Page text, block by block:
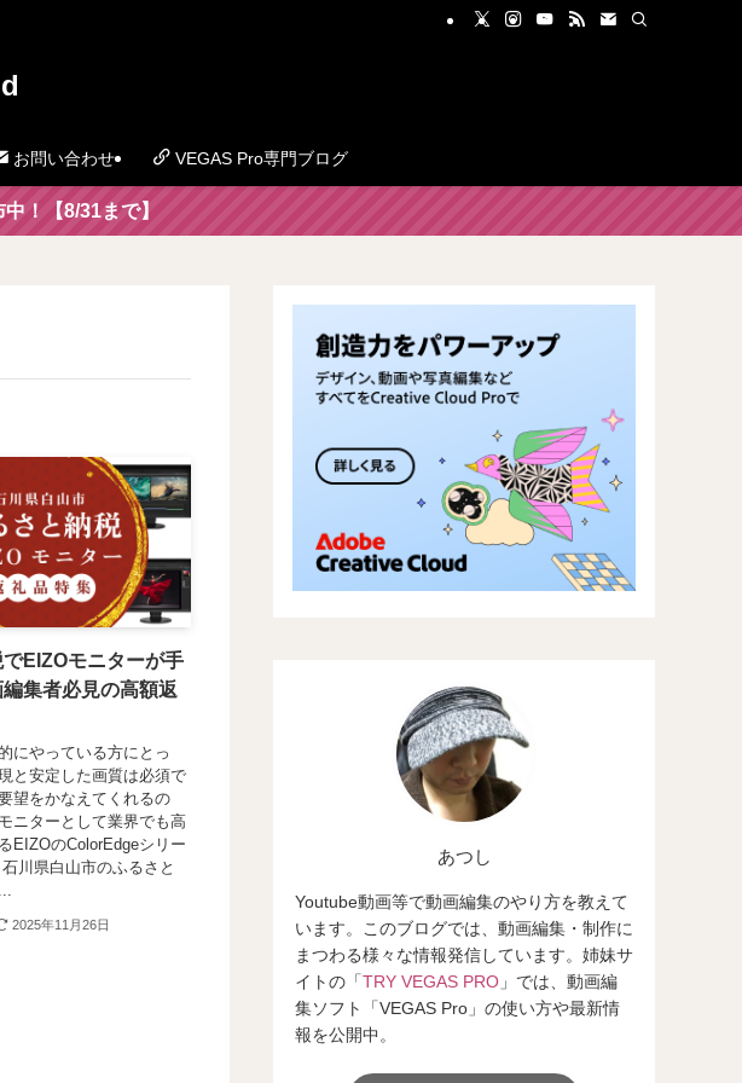
お問い合わせ VEGAS Pro専門ブログ
！【8/31まで】
EIZOモニターが手
集者必見の高額返
にやっている方にとっ
と安定した画質は必須で
望をかなえてくれるの
ニターとして業界でも高
EIZOのColorEdgeシリー
川県白山市のふるさと
2025年11月26日
あつし
Youtube動画等で動画編集のやり方を教えて
います。このブログでは、動画編集・制作に
まつわる様々な情報発信しています。姉妹サ
イトの「TRY VEGAS PRO 」では、動画編
集ソフト「VEGAS Pro」の使い方や最新情
報を公開中。